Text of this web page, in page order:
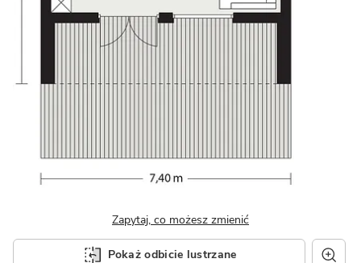
Zapytaj, co możesz zmienić
Pokaż odbicie lustrzane